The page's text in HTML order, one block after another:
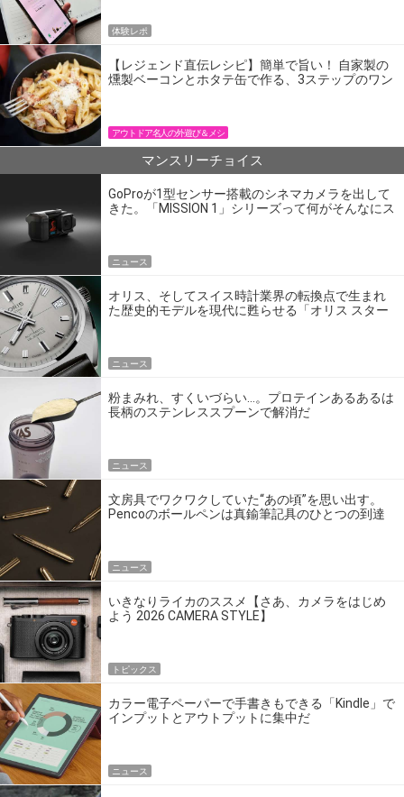
体験レポ
【レジェンド直伝レシピ】簡単で旨い！ 自家製の
燻製ベーコンとホタテ缶で作る、3ステップのワン
アウトドア名人の外遊び＆メシ
マンスリーチョイス
GoProが1型センサー搭載のシネマカメラを出して
きた。「MISSION 1」シリーズって何がそんなにス
ニュース
オリス、そしてスイス時計業界の転換点で生まれ
た歴史的モデルを現代に甦らせる「オリス スター
ニュース
粉まみれ、すくいづらい…。プロテインあるあるは
長柄のステンレススプーンで解消だ
ニュース
文房具でワクワクしていた“あの頃”を思い出す。
Pencoのボールペンは真鍮筆記具のひとつの到達
ニュース
いきなりライカのススメ【さあ、カメラをはじめ
よう 2026 CAMERA STYLE】
トピックス
カラー電子ペーパーで手書きもできる「Kindle」で
インプットとアウトプットに集中だ
ニュース